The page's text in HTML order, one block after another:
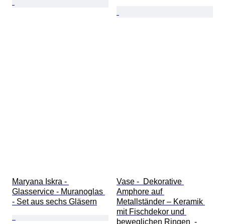
Maryana Iskra -
Glasservice - Muranoglas
- Set aus sechs Gläsern
Vase -  Dekorative
Amphore auf
Metallständer – Keramik
mit Fischdekor und
beweglichen Ringen  -